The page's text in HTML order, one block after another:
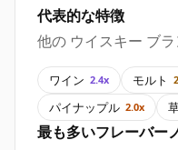
代表的な特徴
他の ウイスキー ブ
ワイン 2.4x モルト
パイナップル 2.0x
最も多いフレーバー